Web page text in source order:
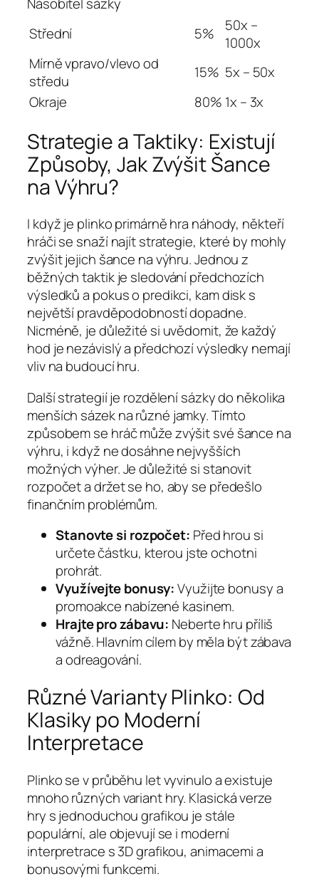
Střední
5%
50x –
1000x
Mírně vpravo/vlevo od
středu
15% 5x – 50x
Okraje
80% 1x – 3x
Strategie a Taktiky: Existují
Způsoby, Jak Zvýšit Šance
na Výhru?
I když je plinko primárně hra náhody, někteří
hráči se snaží najít strategie, které by mohly
zvýšit jejich šance na výhru. Jednou z
běžných taktik je sledování předchozích
výsledků a pokus o predikci, kam disk s
největší pravděpodobností dopadne.
Nicméně, je důležité si uvědomit, že každý
hod je nezávislý a předchozí výsledky nemají
vliv na budoucí hru.
Další strategií je rozdělení sázky do několika
menších sázek na různé jamky. Tímto
způsobem se hráč může zvýšit své šance na
výhru, i když ne dosáhne nejvyšších
možných výher. Je důležité si stanovit
rozpočet a držet se ho, aby se předešlo
finančním problémům.
Stanovte si rozpočet: Před hrou si
určete částku, kterou jste ochotni
prohrát.
Využívejte bonusy:Využijte bonusy a
promoakce nabízené kasinem.
Hrajte pro zábavu: Neberte hru příliš
vážně. Hlavním cílem by měla být zábava
a odreagování.
Různé Varianty Plinko: Od
Klasiky po Moderní
Interpretace
Plinko se v průběhu let vyvinulo a existuje
mnoho různých variant hry. Klasická verze
hry s jednoduchou grafikou je stále
populární, ale objevují se i moderní
interpretrace s 3D grafikou, animacemi a
bonusovými funkcemi.